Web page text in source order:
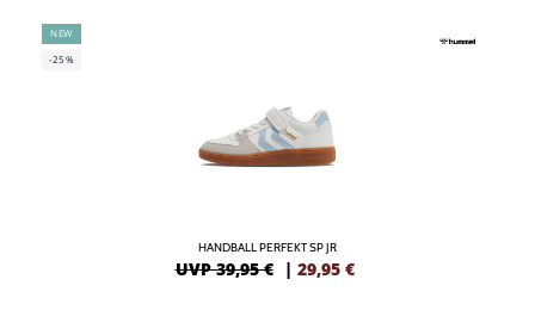
NEW
-25%
HANDBALL PERFEKT SP JR
UVP 39,95 € | 29,95 €